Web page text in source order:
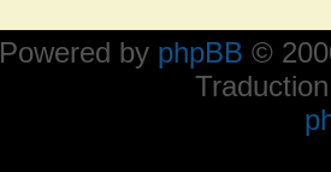
Powered by phpBB ©